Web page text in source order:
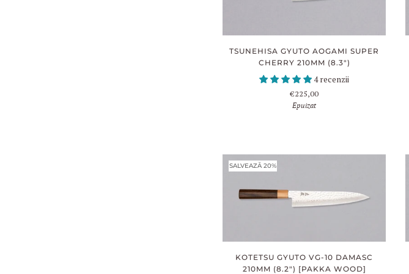
TSUNEHISA GYUTO AOGAMI SUPER
CHERRY 210MM (8.3")
4 recenzii
€225,00
Epuizat
SALVEAZĂ 20%
KOTETSU GYUTO VG-10 DAMASC
210MM (8.2") [PAKKA WOOD]